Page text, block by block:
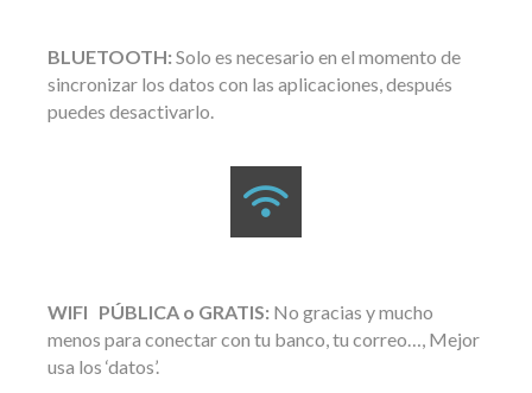
BLUETOOTH: Solo es necesario en el momento de
sincronizar los datos con las aplicaciones, después
puedes desactivarlo.
WIFI PÚBLICA o GRATIS: No gracias y mucho
menos para conectar con tu banco, tu correo…, Mejor
usa los ‘datos’.